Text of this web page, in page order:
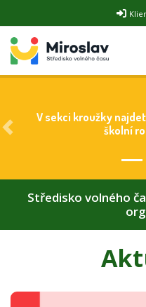
V sekci kroužky
školní
Předchozí
Středisko volného